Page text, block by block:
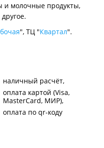
и молочные продукты,
", ТЦ "Квартал".
наличный расчёт
оплата картой (Visa,
MasterCard, МИР)
оплата по qr-коду